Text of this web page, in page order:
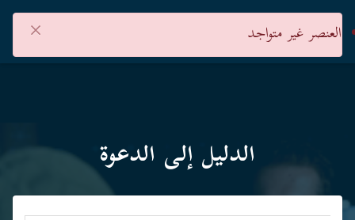
العنصر غير متواجد ×
الدليل إلى الدعوة